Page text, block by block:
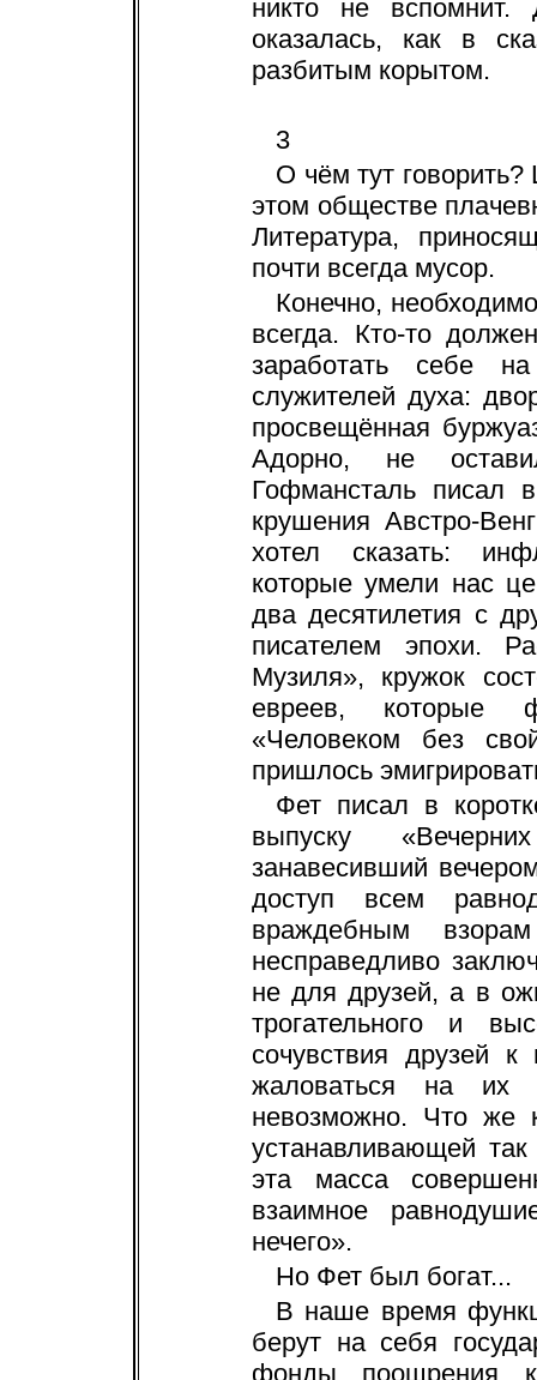
никто не
оказалась, как в
разбитым корытом.
3
О чём тут
этом обществе
Литература,
почти всегда мусор.
Конечно,
всегда. Кто-то
заработать себе
служителей духа:
просвещённая
Адорно, не
Гофмансталь писал
крушения Австро-
хотел сказать:
которые умели нас
два десятилетия с
писателем эпохи.
Музиля», кружок
евреев, которые
«Человеком без
пришлось
Фет писал в
выпуску
занавесивший
доступ всем
враждебным
несправедливо
не для друзей, а в
трогательного и
сочувствия друзей
жаловаться на их
невозможно. Что же
устанавливающей
эта масса
взаимное
нечего».
Но Фет был богат...
В наше время
берут на себя
фонды поощрения